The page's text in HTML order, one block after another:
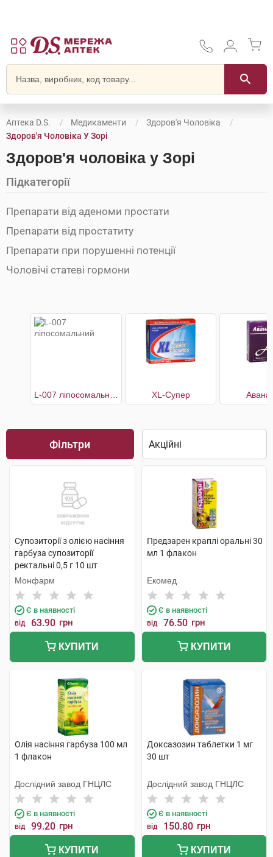
Аптека D.S. Медикаменти
Здоров'я Чоловіка
Здоров'я Чоловіка У Зорі
Здоров'я чоловіка у Зорі
Підкатегорії
Препарати від аденоми простати
Препарати від простатиту
Препарати при порушенні потенції
Чоловічі статеві гормони
XL-Супер
Фільтри
Супозиторії з олією насіння
гарбуза супозиторії
ректальні 0,5 г 10 шт
Монфарм
Є в наявності
від 63.90 грн
КУПИТИ
Предзарен краплі оральні 30
мл 1 флакон
Екомед
Є в наявності
від 76.50 грн
КУПИТИ
Олія насіння гарбуза 100 мл
1 флакон
Дослідний завод ГНЦЛС
Є в наявності
від 99.20 грн
КУПИТИ
Доксазозин таблетки 1 мг
30 шт
Дослідний завод ГНЦЛС
Є в наявності
від 150.80 грн
КУПИТИ